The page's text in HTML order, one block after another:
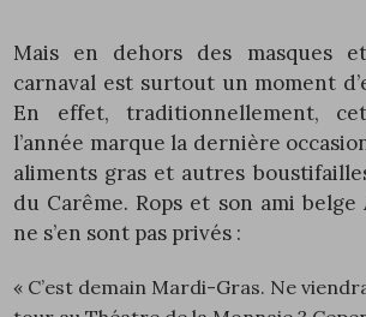
Mais en dehors des masques
carnaval est surtout un moment
En effet, traditionnellement,
l’année marque la dernière
aliments gras et autres
du Carême. Rops et son ami belge
ne s’en sont pas privés :
« C’est demain Mardi-Gras. Ne